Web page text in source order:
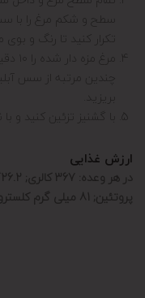
سطح و شکم مرغ را با سس
تکرار کنید تا رنگ و
چندین مرتبه از سس
با گشنیز تزئین کنید و
ارزش غذایی
در هر وعده: 367 کالری; 26.2گرم چربی;
پروتئین; 81 میلی گرم